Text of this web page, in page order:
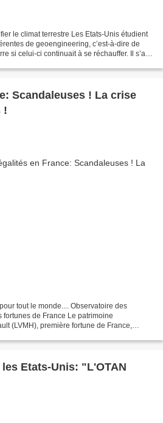
le climat terrestre Les Etats-Unis étudient
de geoengineering, c’est-à-dire de
si celui-ci continuait à se réchauffer. Il s’agit
Scandaleuses ! La crise
!
tout le monde.... Observatoire des
de France Le patrimoine
(LVMH), première fortune de France,
Etats-Unis: "L'OTAN